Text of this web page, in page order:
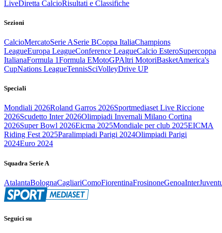
LiveDiretta CalcioRisultati e Classifiche
Sezioni
CalcioMercatoSerie ASerie BCoppa ItaliaChampions
LeagueEuropa LeagueConference LeagueCalcio EsteroSupercoppa
ItalianaFormula 1Formula EMotoGPAltri MotoriBasketAmerica's
CupNations LeagueTennisSciVolleyDrive UP
Speciali
Mondiali 2026Roland Garros 2026Sportmediaset Live Riccione
2026Scudetto Inter 2026Olimpiadi Invernali Milano Cortina
2026Super Bowl 2026Eicma 2025Mondiale per club 2025EICMA
Riding Fest 2025Paralimpiadi Parigi 2024Olimpiadi Parigi
2024Euro 2024
Squadra Serie A
AtalantaBolognaCagliariComoFiorentinaFrosinoneGenoaInter
Seguici su